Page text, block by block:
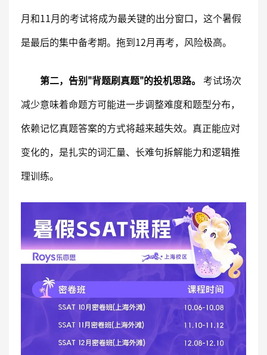
月和11月的考试将成为最关键的出分窗口，这个暑假
是最后的集中备考期。拖到12月再考，风险极高。
第二，告别"背题刷真题"的投机思路。 考试场次
减少意味着命题方可能进一步调整难度和题型分布，
依赖记忆真题答案的方式将越来越失效。真正能应对
变化的，是扎实的词汇量、长难句拆解能力和逻辑推
理训练。